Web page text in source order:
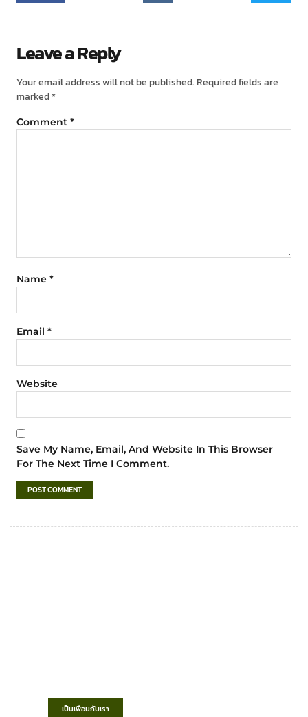
Leave a Reply
Your email address will not be published. Required fields are
marked*
Comment *
Name *
Email *
Website
Save My Name, Email, And Website In This Browser
For The Next Time I Comment.
เป็นเพื่อนกับเรา